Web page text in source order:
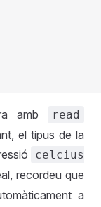
amb read
el tipus de la
celcius
recordeu que
a